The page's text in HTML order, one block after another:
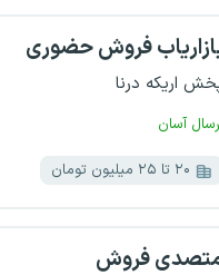
فروش حضوری
اریکه درنا
آسان
۲۰ تا ۲۵ میلیون تومان
فروش